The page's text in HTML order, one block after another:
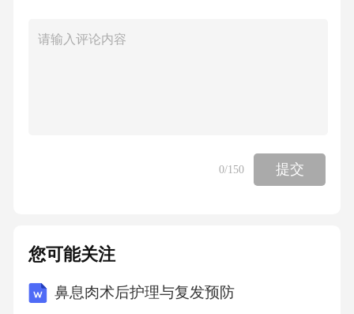
节，含多类内容，需全员参与制定，要结合多
计划，明确各成员职责任务，保障手术顺利进
功关键，含多职责角色，需经选拔、培训、分
0/150 提交
您可能关注
鼻息肉术后护理与复发预防